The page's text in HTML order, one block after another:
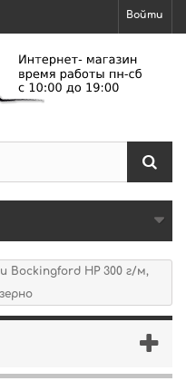
Войти
Bockingford HP 300 г/м,